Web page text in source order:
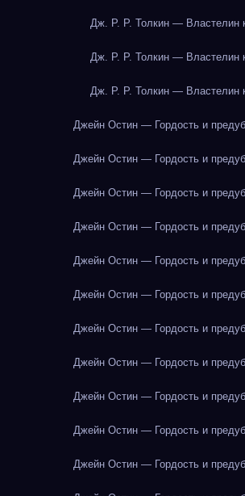
Дж. Р. Р. Толкин — Властелин
Дж. Р. Р. Толкин — Властелин
Дж. Р. Р. Толкин — Властелин
Джейн Остин — Гордость и
Джейн Остин — Гордость и
Джейн Остин — Гордость и
Джейн Остин — Гордость и
Джейн Остин — Гордость и
Джейн Остин — Гордость и
Джейн Остин — Гордость и
Джейн Остин — Гордость и
Джейн Остин — Гордость и
Джейн Остин — Гордость и
Джейн Остин — Гордость и